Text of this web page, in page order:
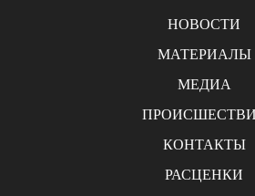
НОВОСТИ
МАТЕРИАЛЫ
МЕДИА
КОНТАКТЫ
РАСЦЕНКИ